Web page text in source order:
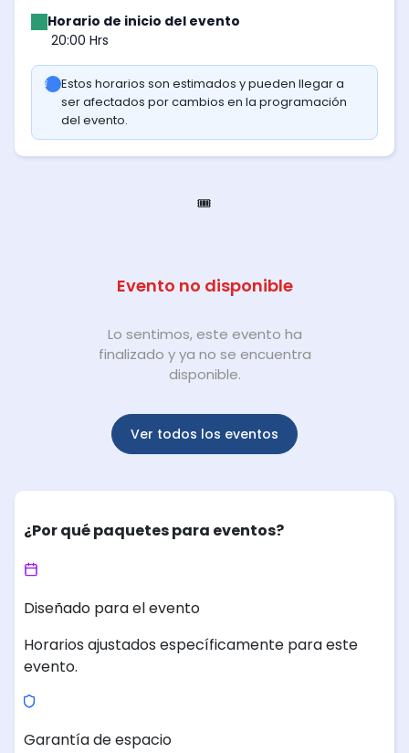
Horario de inicio del evento
20:00 Hrs
Estos horarios son estimados y pueden llegar a
ser afectados por cambios en la programación
del evento.
🎟️
Evento no disponible
Lo sentimos, este evento ha
finalizado y ya no se encuentra
disponible.
Ver todos los eventos
¿Por qué paquetes para eventos?
Diseñado para el evento
Horarios ajustados específicamente para este
evento.
Garantía de espacio